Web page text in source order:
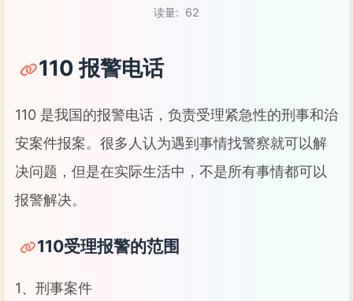
读量: 62
110 报警电话
110 是我国的报警电话，负责受理紧急性的刑事和治
安案件报案。很多人认为遇到事情找警察就可以解
决问题，但是在实际生活中，不是所有事情都可以
报警解决。
110受理报警的范围
1、刑事案件